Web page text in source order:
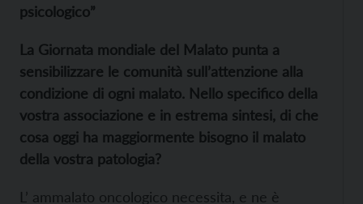
psicologico”
La Giornata mondiale del Malato punta a
sensibilizzare le comunità sull’attenzione alla
condizione di ogni malato. Nello specifico della
vostra associazione e in estrema sintesi, di che
cosa oggi ha maggiormente bisogno il malato
della vostra patologia?
L’ ammalato oncologico necessita, e ne è